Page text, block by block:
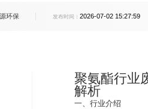
环保 发布时间：2026-07-02 15:27:59
聚氨酯行业
解析
一、行业介绍